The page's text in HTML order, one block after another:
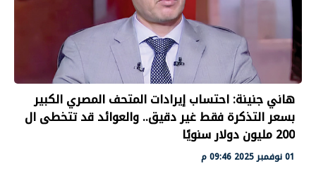
هاني جنينة: احتساب إيرادات المتحف المصري الكبير
بسعر التذكرة فقط غير دقيق.. والعوائد قد تتخطى ال
200 مليون دولار سنويًا
01 نوفمبر 2025 09:46 م